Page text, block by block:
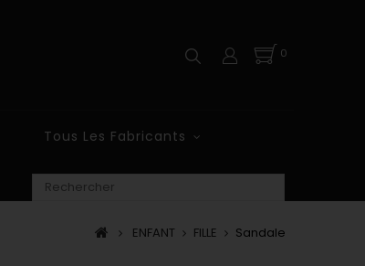
0
Tous Les Fabricants
ENFANT FILLE Sandale